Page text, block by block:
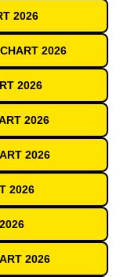
2026
2026
2026
2026
2026
2026
2026